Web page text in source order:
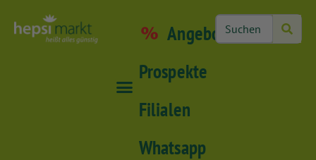
Angebote
Prospekte
Filialen
Whatsapp